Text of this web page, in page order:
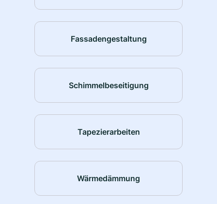
Fassadengestaltung
Schimmelbeseitigung
Tapezierarbeiten
Wärmedämmung